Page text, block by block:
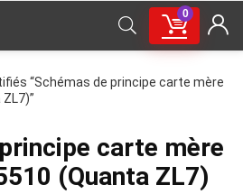
0
“Schémas de principe carte mère
carte mère
(Quanta ZL7)